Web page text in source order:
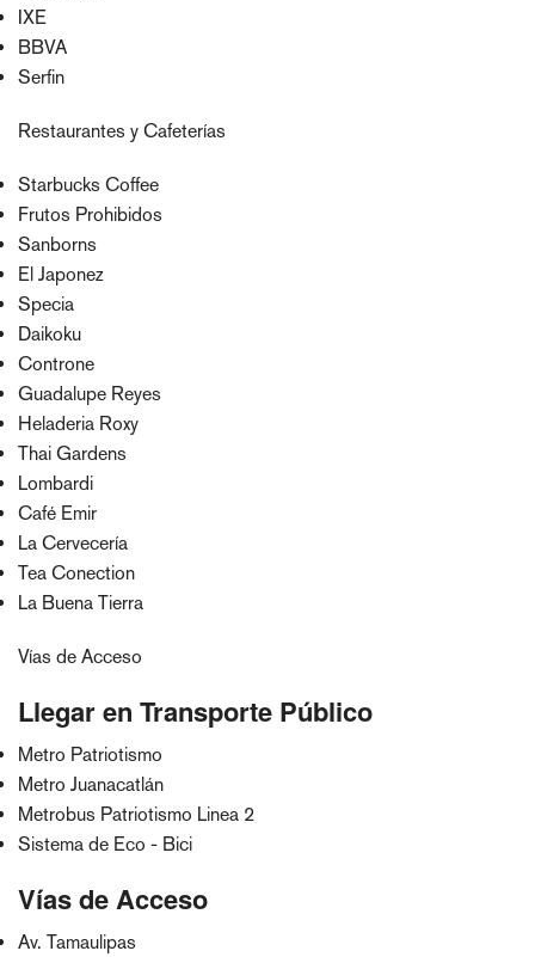
IXE
BBVA
Serfin
Restaurantes y Cafeterías
Starbucks Coffee
Frutos Prohibidos
Sanborns
El Japonez
Specia
Daikoku
Controne
Guadalupe Reyes
Heladeria Roxy
Thai Gardens
Lombardi
Café Emir
La Cervecería
Tea Conection
La Buena Tierra
Vías de Acceso
Llegar en Transporte Público
Metro Patriotismo
Metro Juanacatlán
Metrobus Patriotismo Linea 2
Sistema de Eco - Bici
Vías de Acceso
Av. Tamaulipas